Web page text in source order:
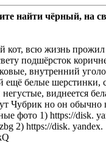
найти чёрный, на
кот, всю жизнь прожил
подшёрсток
внутренний
ещё белые шерстинки,
виднеется
Чубрик но он обычно
фото 1) https://disk.
2) https://disk. yandex.